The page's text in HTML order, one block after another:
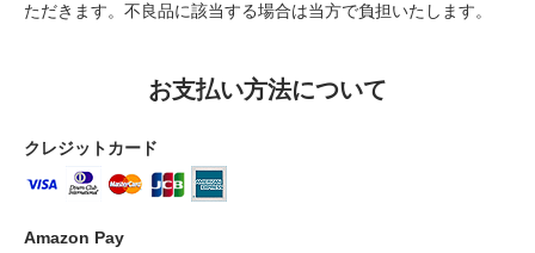
ただきます。不良品に該当する場合は当方で負担いたします。
お支払い方法について
クレジットカード
Amazon Pay